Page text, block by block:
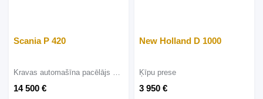
Scania P 420
14 500 €
Kravas automašīna pacēlājs ar āķi
New Holland D 1000
3 950 €
Ķīpu prese